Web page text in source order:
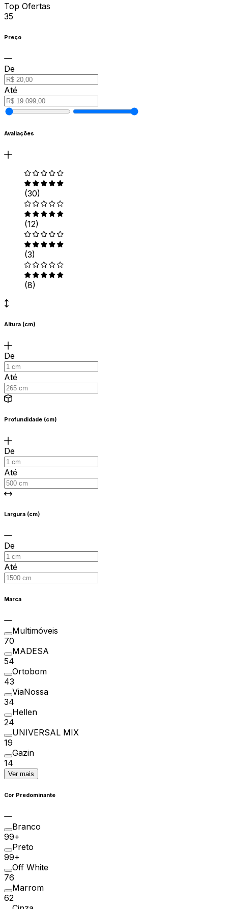
Top Ofertas
35
Preço
De
Até
Avaliações
(30)
(12)
(3)
(8)
Altura (cm)
De
Até
Profundidade (cm)
De
Até
Largura (cm)
De
Até
Marca
Multimóveis
70
MADESA
54
Ortobom
43
ViaNossa
34
Hellen
24
UNIVERSAL MIX
19
Gazin
14
Ver mais
Cor Predominante
Branco
99+
Preto
99+
Off White
76
Marrom
62